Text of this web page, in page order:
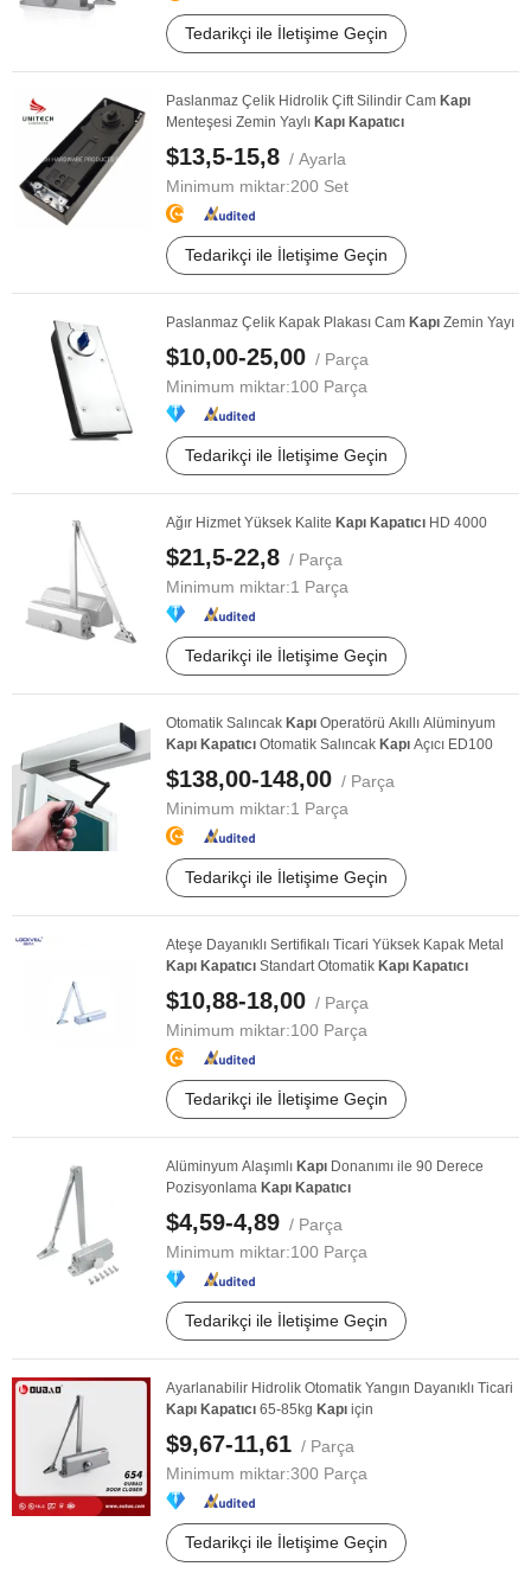
Tedarikçi ile İletişime Geçin
Paslanmaz Çelik Hidrolik Çift Silindir Cam Kapı
Menteşesi Zemin Yaylı Kapı Kapatıcı
$13,5-15,8 / Ayarla
Minimum miktar:200 Set
Tedarikçi ile İletişime Geçin
Paslanmaz Çelik Kapak Plakası Cam Kapı Zemin Yayı
$10,00-25,00 / Parça
Minimum miktar:100 Parça
Tedarikçi ile İletişime Geçin
Ağır Hizmet Yüksek Kalite Kapı Kapatıcı HD 4000
$21,5-22,8 / Parça
Minimum miktar:1 Parça
Tedarikçi ile İletişime Geçin
Otomatik Salıncak Kapı Operatörü Akıllı Alüminyum
Kapı Kapatıcı Otomatik Salıncak Kapı Açıcı ED100
$138,00-148,00 / Parça
Minimum miktar:1 Parça
Tedarikçi ile İletişime Geçin
Ateşe Dayanıklı Sertifikalı Ticari Yüksek Kapak Metal
Kapı Kapatıcı Standart Otomatik Kapı Kapatıcı
$10,88-18,00 / Parça
Minimum miktar:100 Parça
Tedarikçi ile İletişime Geçin
Alüminyum Alaşımlı Kapı Donanımı ile 90 Derece
Pozisyonlama Kapı Kapatıcı
$4,59-4,89 / Parça
Minimum miktar:100 Parça
Tedarikçi ile İletişime Geçin
Ayarlanabilir Hidrolik Otomatik Yangın Dayanıklı Ticari
Kapı Kapatıcı 65-85kg Kapı için
$9,67-11,61 / Parça
Minimum miktar:300 Parça
Tedarikçi ile İletişime Geçin